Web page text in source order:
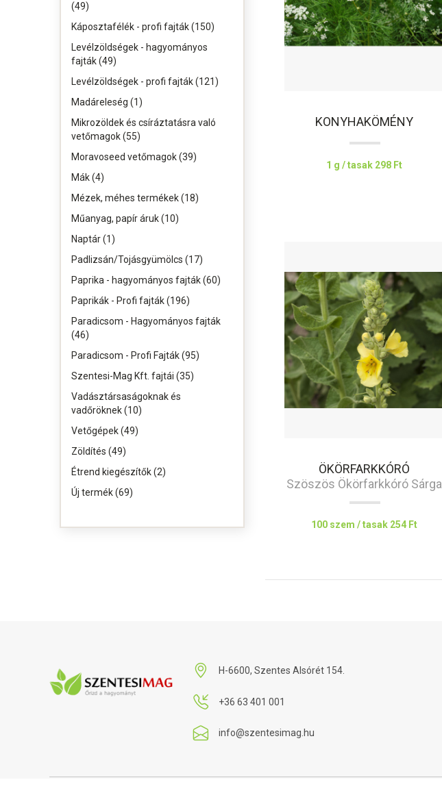
(49)
Káposztafélék - profi fajták (150)
Levélzöldségek - hagyományos
fajták (49)
Levélzöldségek - profi fajták (121)
Madáreleség (1)
Mikrozöldek és csíráztatásra való
vetőmagok (55)
Moravoseed vetőmagok (39)
Mák (4)
Mézek, méhes termékek (18)
Műanyag, papír áruk (10)
Naptár (1)
Padlizsán/Tojásgyümölcs (17)
Paprika - hagyományos fajták (60)
Paprikák - Profi fajták (196)
Paradicsom - Hagyományos fajták
(46)
Paradicsom - Profi Fajták (95)
Szentesi-Mag Kft. fajtái (35)
Vadásztársaságoknak és
vadőröknek (10)
Vetőgépek (49)
Zöldítés (49)
Étrend kiegészítők (2)
Új termék (69)
KONYHAKÖMÉNY
1 g / tasak 298 Ft
ÖKÖRFARKKÓRÓ
Szöszös Ökörfarkkóró Sárga
100 szem / tasak 254 Ft
H-6600, Szentes Alsórét 154.
+36 63 401 001
info@szentesimag.hu